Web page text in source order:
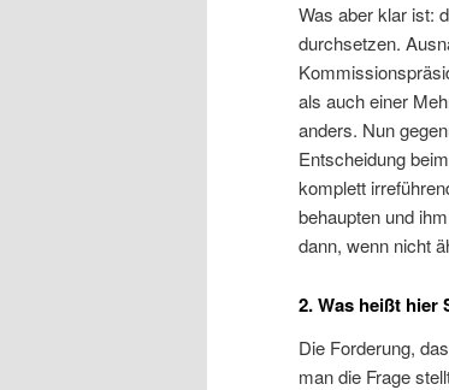
Was aber klar ist:
durchsetzen.
als auch einer
anders. Nun
Entscheidung
komplett
behaupten und
dann, wenn nicht
2. Was heißt hier
Die Forderung,
man die Frage